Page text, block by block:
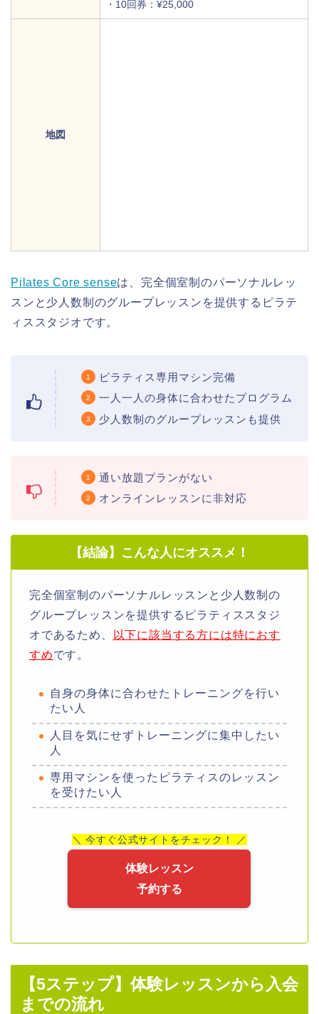
・10回券：¥25,000
地図
Pilates Core senseは、完全個室制のパーソナルレッ
スンと少人数制のグループレッスンを提供するピラテ
ィススタジオです。
ピラティス専用マシン完備
一人一人の身体に合わせたプログラム
少人数制のグループレッスンも提供
通い放題プランがない
オンラインレッスンに非対応
【結論】こんな人にオススメ！
完全個室制のパーソナルレッスンと少人数制の
グループレッスンを提供するピラティススタジ
オであるため、 以下に該当する方には特におす
すめです。
自身の身体に合わせたトレーニングを行い
たい人
人目を気にせずトレーニングに集中したい
人
専用マシンを使ったピラティスのレッスン
を受けたい人
＼ 今すぐ公式サイトをチェック！ ／
体験レッスン
予約する
【5ステップ】体験レッスンから入会
までの流れ